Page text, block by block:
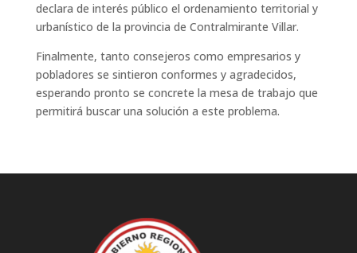
declara de interés público el ordenamiento territorial y
urbanístico de la provincia de Contralmirante Villar.
Finalmente, tanto consejeros como empresarios y
pobladores se sintieron conformes y agradecidos,
esperando pronto se concrete la mesa de trabajo que
permitirá buscar una solución a este problema.